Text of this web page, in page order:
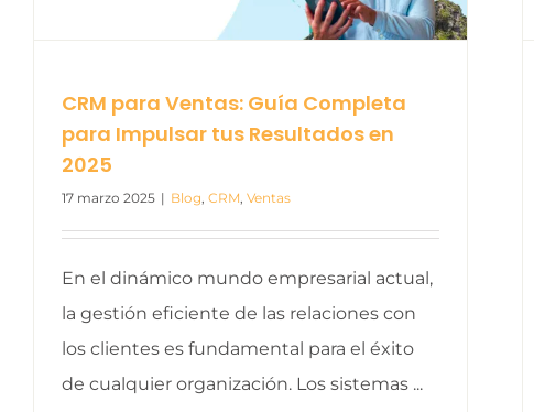
CRM para Ventas: Guía Completa
para Impulsar tus Resultados en
2025
17 marzo 2025 | Blog CRM Ventas
En el dinámico mundo empresarial actual,
la gestión eficiente de las relaciones con
los clientes es fundamental para el éxito
de cualquier organización. Los sistemas ...